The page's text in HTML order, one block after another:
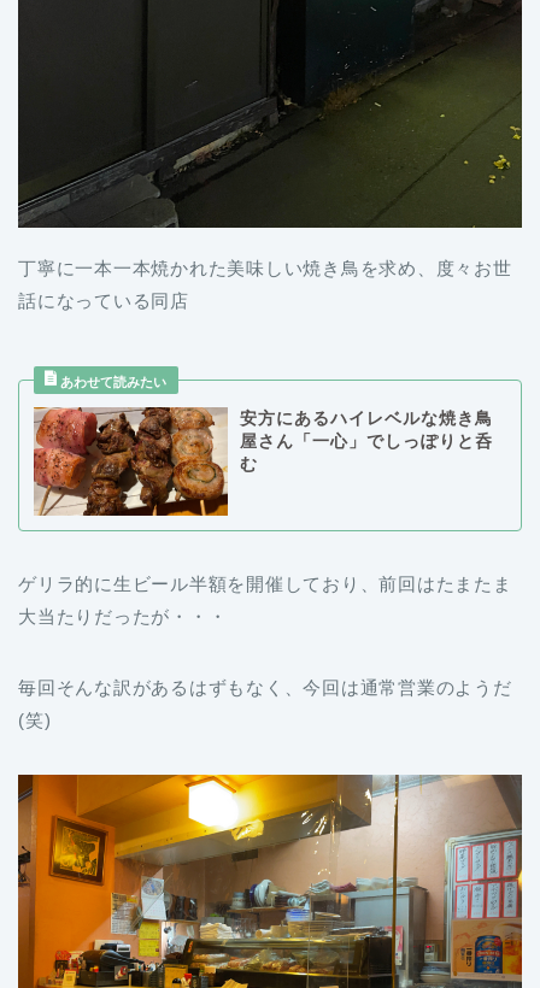
丁寧に一本一本焼かれた美味しい焼き鳥を求め、度々お世
話になっている同店
安方にあるハイレベルな焼き鳥
屋さん「一心」でしっぽりと呑
む
ゲリラ的に生ビール半額を開催しており、前回はたまたま
大当たりだったが・・・
毎回そんな訳があるはずもなく、今回は通常営業のようだ
(笑)